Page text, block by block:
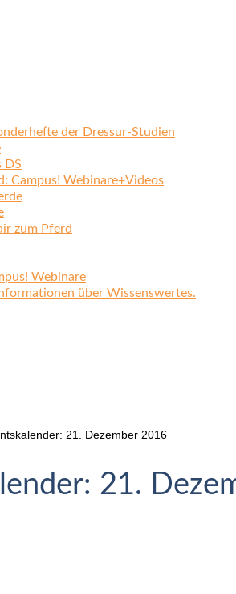
der Dressur-Studien
DS
Campus! Webinare+Videos
zum Pferd
Webinare
über Wissenswertes.
21. Dezember 2016
21.